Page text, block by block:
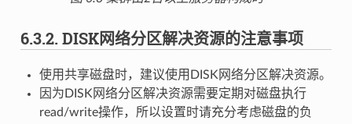
6.3.2. DISK网络分区解决资源的注意事项
使用共享磁盘时，建议使用DISK网络分区解决资源。
因为DISK网络分区解决资源需要定期对磁盘执行
read/write操作，所以设置时请充分考虑磁盘的负